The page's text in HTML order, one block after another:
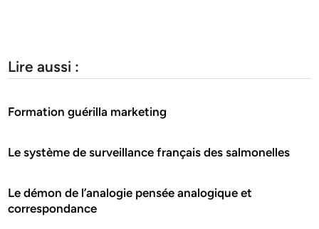
Lire aussi :
Formation guérilla marketing
Le système de surveillance français des salmonelles
Le démon de l’analogie pensée analogique et
correspondance